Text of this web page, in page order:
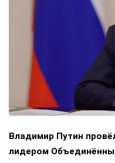
Владимир Путин
лидером